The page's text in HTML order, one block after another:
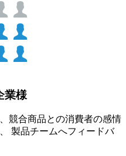
業様
競合商品との消費者の感情
製品チームへフィードバ